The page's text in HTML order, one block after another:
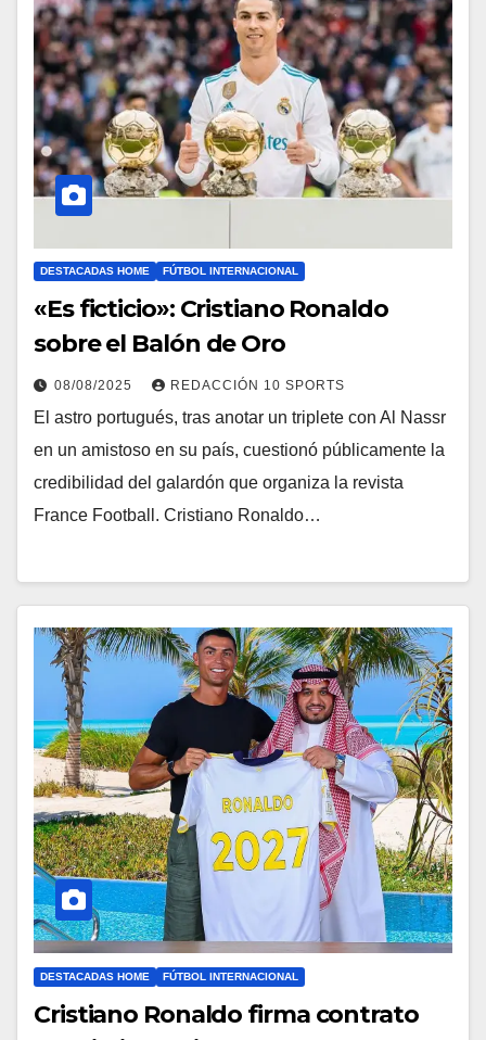
DESTACADAS HOME FÚTBOL INTERNACIONAL
«Es ficticio»: Cristiano Ronaldo
sobre el Balón de Oro
08/08/2025 REDACCIÓN 10 SPORTS
El astro portugués, tras anotar un triplete con Al Nassr
en un amistoso en su país, cuestionó públicamente la
credibilidad del galardón que organiza la revista
France Football. Cristiano Ronaldo…
DESTACADAS HOME FÚTBOL INTERNACIONAL
Cristiano Ronaldo firma contrato